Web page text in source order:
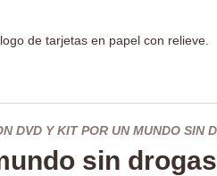
de tarjetas en papel con
DVD Y KIT POR UN MUNDO SIN
sin drogas